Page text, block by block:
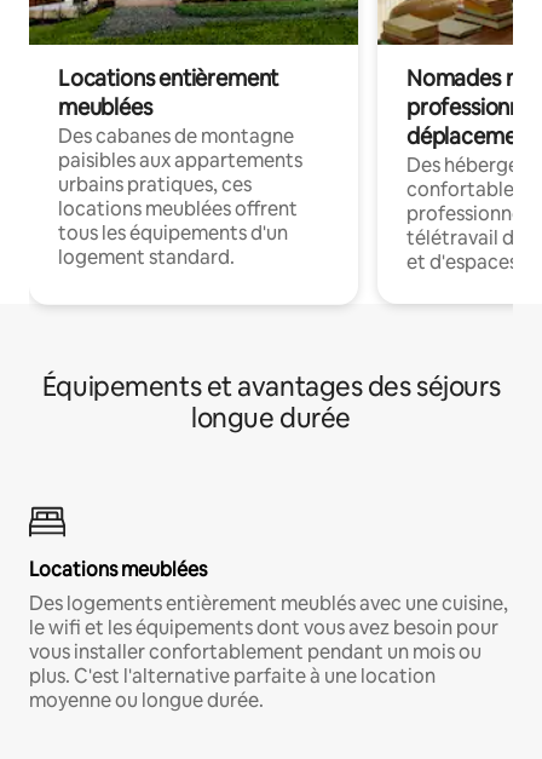
Locations entièrement
meublées
Des cabanes de montagne
paisibles aux appartements
urbains pratiques, ces
locations meublées offrent
tous les équipements d'un
logement standard.
Nomades
déplacement
Des
confortables
professionnels
télétravail
et d'espaces
Équipements et avantages des séjours
longue durée
Locations meublées
Des logements entièrement meublés avec une cuisine,
le wifi et les équipements dont vous avez besoin pour
vous installer confortablement pendant un mois ou
plus. C'est l'alternative parfaite à une location
moyenne ou longue durée.